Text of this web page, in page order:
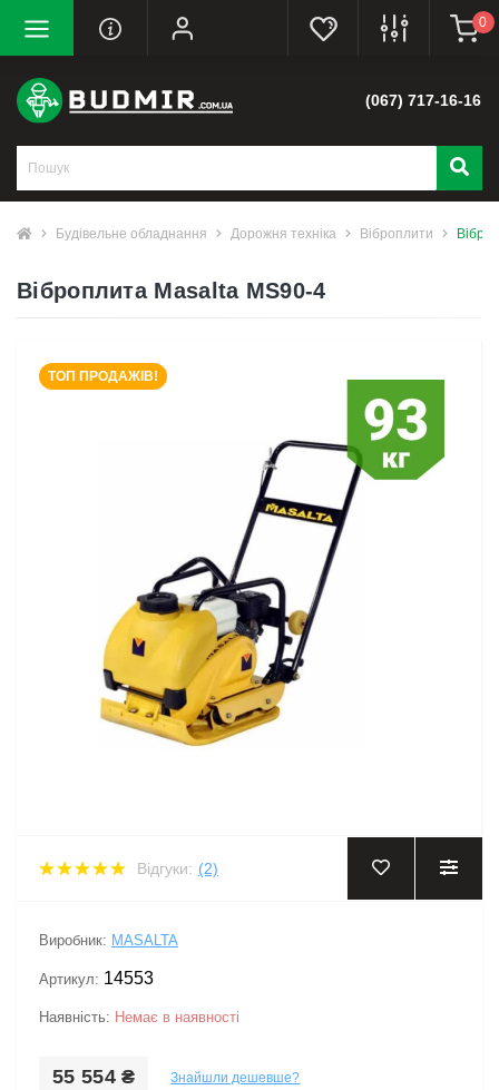
0
(067) 717-16-16
Будівельне обладнання Дорожня техніка Віброплити
Віброплита Masalta MS90-4
ТОП ПРОДАЖІВ!
Відгуки: (2)
Виробник: MASALTA
Артикул: 14553
Наявність: Немає в наявності
55 554 ₴ Знайшли дешевше?